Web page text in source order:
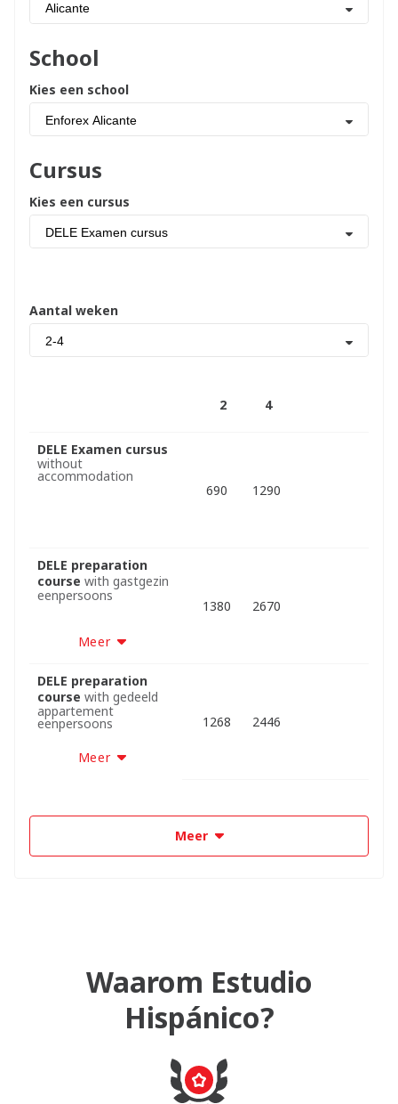
Alicante
School
Kies een school
Enforex Alicante
Cursus
Kies een cursus
DELE Examen cursus
Aantal weken
2-4
DELE Examen cursus
without
accommodation
DELE preparation
course with gastgezin
eenpersoons
Meer
DELE preparation
course with gedeeld
appartement
eenpersoons
Meer
2 4
690 1290
1380 2670
1268 2446
Meer
Waarom Estudio
Hispánico?